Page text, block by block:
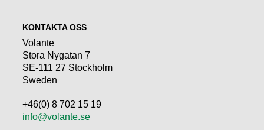
KONTAKTA OSS
Volante
Stora Nygatan 7
SE-111 27 Stockholm
Sweden
+46(0) 8 702 15 19
info@volante.se